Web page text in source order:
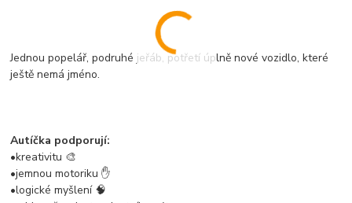
Jednou popelář, podruhé jeřáb, potřetí úplně nové vozidlo, které
ještě nemá jméno.
Autíčka podporují:
•kreativitu 🎨
•jemnou motoriku ✋
•logické myšlení 🧠